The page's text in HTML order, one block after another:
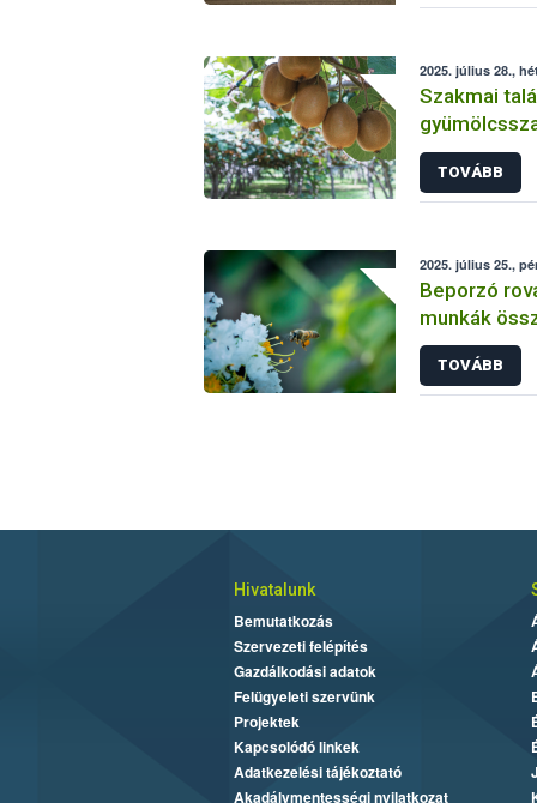
2025. július 28.,
Szakmai
TOVÁBB
2025. július 25.,
Beporzó
munkák
fókuszban a
TOVÁBB
Hivatalunk
Bemutatkozás
Szervezeti felépítés
Gazdálkodási adatok
Felügyeleti szervünk
Projektek
Kapcsolódó linkek
Adatkezelési tájékoztató
Akadálymentességi nyilatkozat